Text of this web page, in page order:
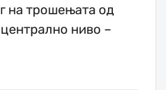
на трошењата од
ниво –